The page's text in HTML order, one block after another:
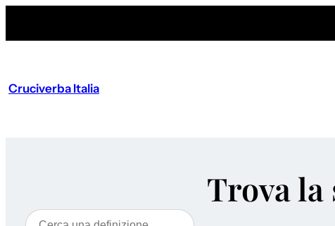
Cruciverba Italia
Trova
Cerca